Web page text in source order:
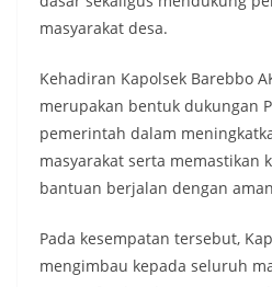
masyarakat desa.
Kehadiran Kapolsek Barebbo
merupakan bentuk dukungan
pemerintah dalam
masyarakat serta memastikan
bantuan berjalan dengan
Pada kesempatan tersebut,
mengimbau kepada seluruh